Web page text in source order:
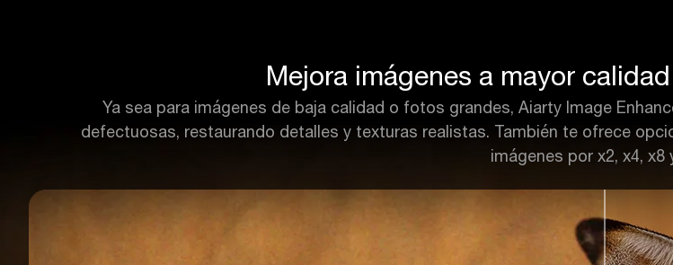
Mejora imágenes a mayor
Ya sea para imágenes de baja calidad o fotos grandes, Aiarty Image
defectuosas, restaurando detalles y texturas realistas. También te ofrece
imágenes por x2, x4, x8